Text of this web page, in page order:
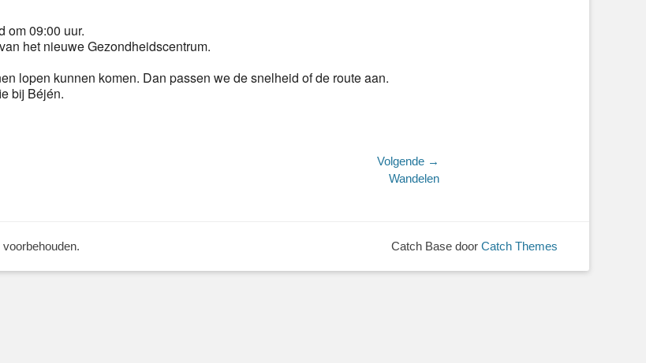
om 09:00 uur.
het nieuwe Gezondheidscentrum.
lopen kunnen komen. Dan passen we de snelheid of de route aan.
bij Béjén.
Volgende →
Wandelen
Catch Base door Catch Themes